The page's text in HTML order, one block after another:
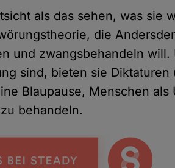
als das sehen, was sie
die
und zwangsbehandeln will.
sind, bieten sie Diktaturen
Blaupause, Menschen als
behandeln.